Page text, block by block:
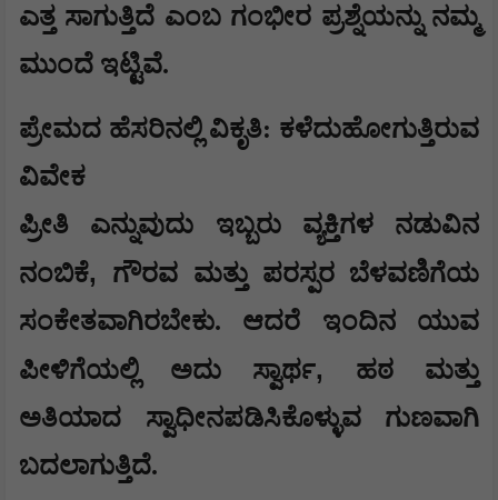
ಎತ್ತ ಸಾಗುತ್ತಿದೆ ಎಂಬ ಗಂಭೀರ ಪ್ರಶ್ನೆಯನ್ನು ನಮ್ಮ
ಮುಂದೆ ಇಟ್ಟಿವೆ.
​ಪ್ರೇಮದ ಹೆಸರಿನಲ್ಲಿ ವಿಕೃತಿ: ಕಳೆದುಹೋಗುತ್ತಿರುವ
ವಿವೇಕ
​ಪ್ರೀತಿ ಎನ್ನುವುದು ಇಬ್ಬರು ವ್ಯಕ್ತಿಗಳ ನಡುವಿನ
ನಂಬಿಕೆ, ಗೌರವ ಮತ್ತು ಪರಸ್ಪರ ಬೆಳವಣಿಗೆಯ
ಸಂಕೇತವಾಗಿರಬೇಕು. ಆದರೆ ಇಂದಿನ ಯುವ
ಪೀಳಿಗೆಯಲ್ಲಿ ಅದು ಸ್ವಾರ್ಥ, ಹಠ ಮತ್ತು
ಅತಿಯಾದ ಸ್ವಾಧೀನಪಡಿಸಿಕೊಳ್ಳುವ ಗುಣವಾಗಿ
ಬದಲಾಗುತ್ತಿದೆ.